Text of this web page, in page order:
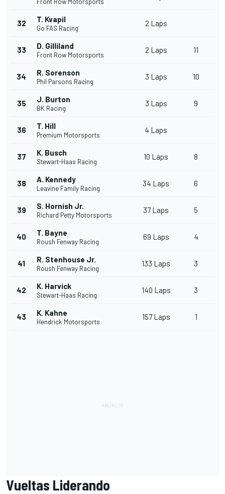
32 T. Kvapil
Go FAS Racing
2 Laps
33 D. Gilliland
Front Row Motorsports
2 Laps 11
34 R. Sorenson
Phil Parsons Racing
3 Laps 10
35 J. Burton
BK Racing
3 Laps 9
36 T. Hill
Premium Motorsports
4 Laps
37 K. Busch
Stewart-Haas Racing
10 Laps 8
38 A. Kennedy
Leavine Family Racing
34 Laps 6
39 S. Hornish Jr.
Richard Petty Motorsports
37 Laps 5
40 T. Bayne
Roush Fenway Racing
69 Laps 4
41 R. Stenhouse Jr.
Roush Fenway Racing
133 Laps 3
42 K. Harvick
Stewart-Haas Racing
140 Laps 3
43 K. Kahne
Hendrick Motorsports
157 Laps 1
Vueltas Liderando